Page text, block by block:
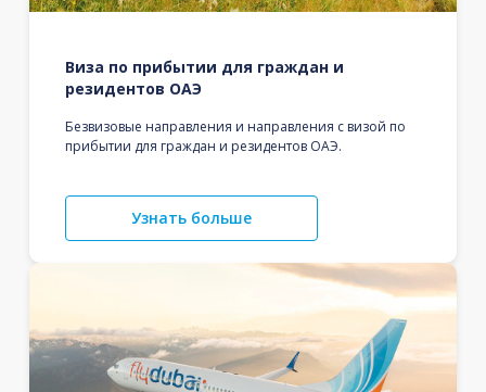
Виза по прибытии для граждан и
резидентов ОАЭ
Безвизовые направления и направления с визой по
прибытии для граждан и резидентов ОАЭ.
Узнать больше